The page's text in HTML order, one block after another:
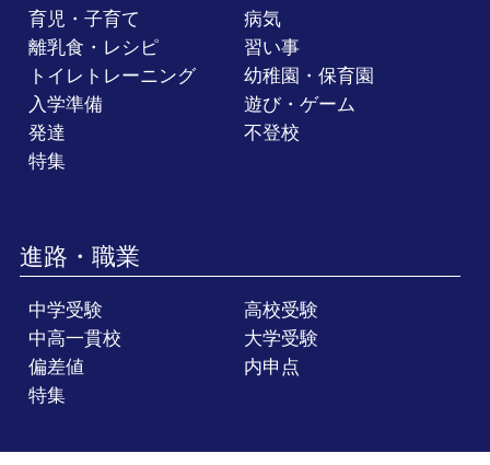
育児・子育て
病気
離乳食・レシピ
習い事
トイレトレーニング
幼稚園・保育園
入学準備
遊び・ゲーム
発達
不登校
特集
進路・職業
中学受験
高校受験
中高一貫校
大学受験
偏差値
内申点
特集